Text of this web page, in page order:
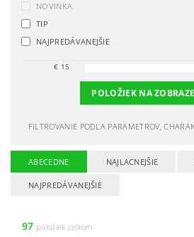
NOVINKA
TIP
NAJPREDÁVANEJŠIE
€ 15
POLOŽIEK NA
FILTROVANIE PODĽA PARAMETROV,
ABECEDNE NAJLACNEJŠIE
NAJPREDÁVANEJŠIE
97 položiek celkom